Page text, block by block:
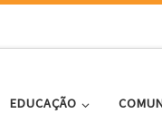
EDUCAÇÃO